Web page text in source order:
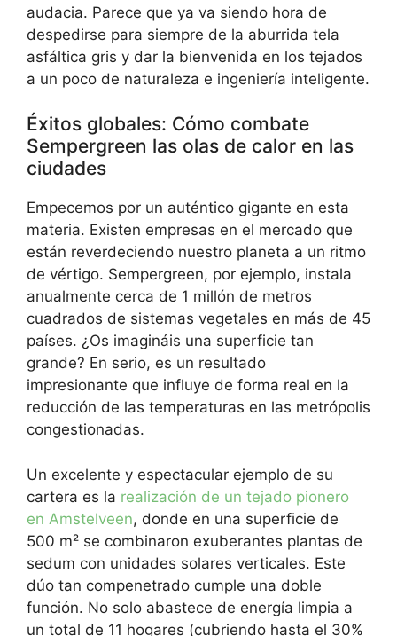
audacia. Parece que ya va siendo hora de
despedirse para siempre de la aburrida tela
asfáltica gris y dar la bienvenida en los tejados
a un poco de naturaleza e ingeniería inteligente.
Éxitos globales: Cómo combate
Sempergreen las olas de calor en las
ciudades
Empecemos por un auténtico gigante en esta
materia. Existen empresas en el mercado que
están reverdeciendo nuestro planeta a un ritmo
de vértigo. Sempergreen, por ejemplo, instala
anualmente cerca de 1 millón de metros
cuadrados de sistemas vegetales en más de 45
países. ¿Os imagináis una superficie tan
grande? En serio, es un resultado
impresionante que influye de forma real en la
reducción de las temperaturas en las metrópolis
congestionadas.
Un excelente y espectacular ejemplo de su
cartera es la realización de un tejado pionero
en Amstelveen, donde en una superficie de
500 m² se combinaron exuberantes plantas de
sedum con unidades solares verticales. Este
dúo tan compenetrado cumple una doble
función. No solo abastece de energía limpia a
un total de 11 hogares (cubriendo hasta el 30%